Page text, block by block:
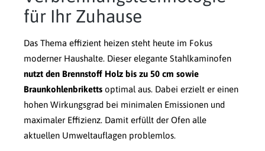
für Ihr Zuhause
Das Thema effizient heizen steht heute im Fokus
moderner Haushalte. Dieser elegante Stahlkaminofen
nutzt den Brennstoff Holz bis zu 50 cm sowie
Braunkohlenbriketts optimal aus. Dabei erzielt er einen
hohen Wirkungsgrad bei minimalen Emissionen und
maximaler Effizienz. Damit erfüllt der Ofen alle
aktuellen Umweltauflagen problemlos.